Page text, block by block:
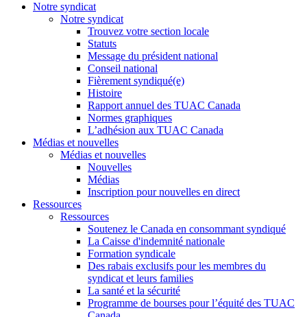
Notre syndicat
Notre syndicat
Trouvez votre section locale
Statuts
Message du président national
Conseil national
Fièrement syndiqué(e)
Histoire
Rapport annuel des TUAC Canada
Normes graphiques
L’adhésion aux TUAC Canada
Médias et nouvelles
Médias et nouvelles
Nouvelles
Médias
Inscription pour nouvelles en direct
Ressources
Ressources
Soutenez le Canada en consommant syndiqué
La Caisse d'indemnité nationale
Formation syndicale
Des rabais exclusifs pour les membres du
syndicat et leurs families
La santé et la sécurité
Programme de bourses pour l’équité des TUAC